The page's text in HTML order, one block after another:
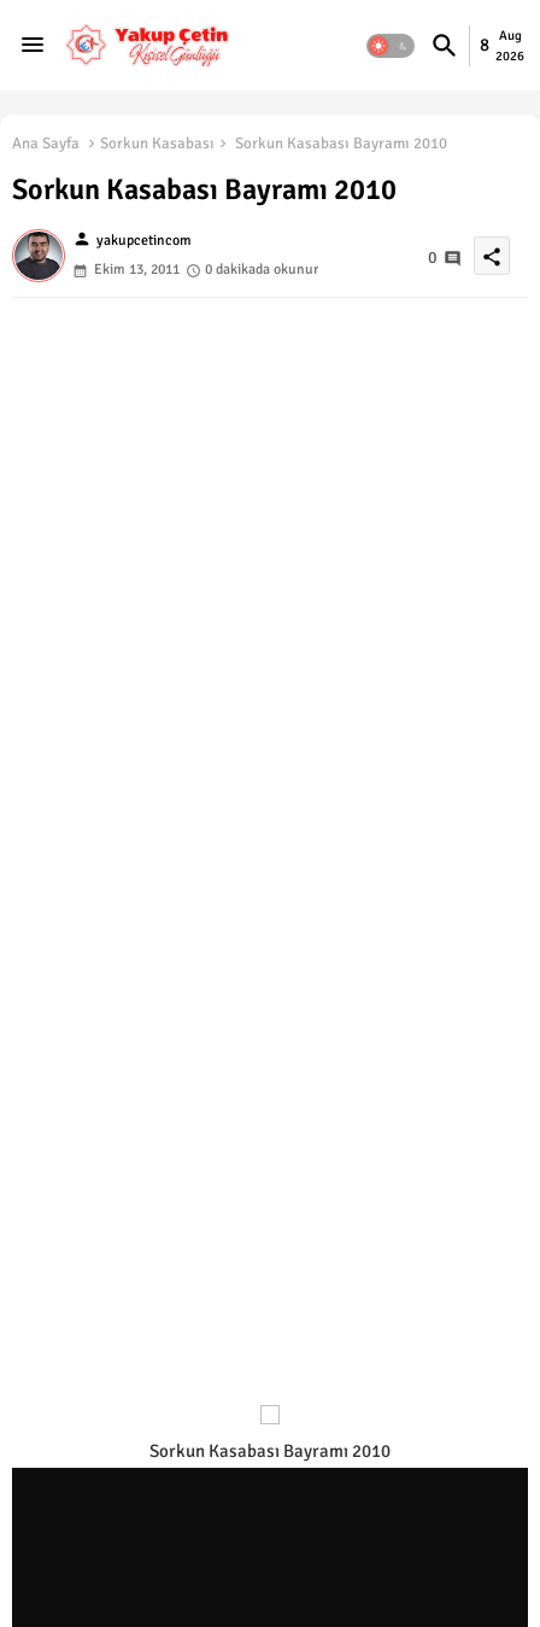
8
Aug
2026
Ana Sayfa Sorkun Kasabası Sorkun Kasabası Bayramı 2010
Sorkun Kasabası Bayramı 2010
person yakupcetincom
Ekim 13, 2011
0 dakikada okunur
0 share
Sorkun Kasabası Bayramı 2010